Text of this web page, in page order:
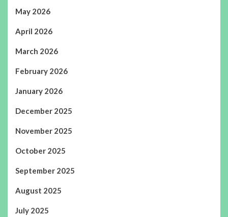
May 2026
April 2026
March 2026
February 2026
January 2026
December 2025
November 2025
October 2025
September 2025
August 2025
July 2025